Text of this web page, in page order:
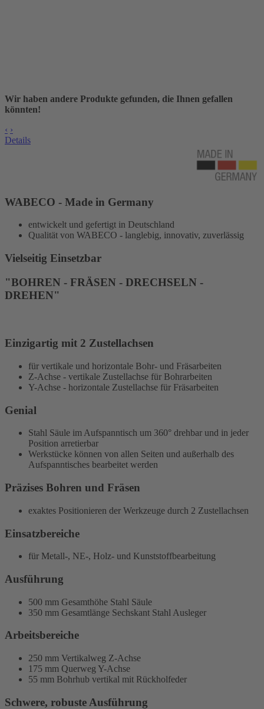
Wir haben andere Produkte gefunden, die Ihnen gefallen
könnten!
‹ ›
Details
WABECO - Made in Germany
entwickelt und gefertigt in Deutschland
Qualität von WABECO - langlebig, innovativ, zuverlässig
Vielseitig Einsetzbar
"BOHREN - FRÄSEN - DRECHSELN -
DREHEN"
Einzigartig mit 2 Zustellachsen
für vertikale und horizontale Bohr- und Fräsarbeiten
Z-Achse - vertikale Zustellachse für Bohrarbeiten
Y-Achse - horizontale Zustellachse für Fräsarbeiten
Genial
Stahl Säule im Aufspanntisch um 360° drehbar und in jeder
Position arretierbar
Werkstücke können von allen Seiten und außerhalb des
Aufspanntisches bearbeitet werden
Präzises Bohren und Fräsen
exaktes Positionieren der Werkzeuge durch 2 Zustellachsen
Einsatzbereiche
für Metall-, NE-, Holz- und Kunststoffbearbeitung
Ausführung
500 mm Gesamthöhe Stahl Säule
350 mm Gesamtlänge Sechskant Stahl Ausleger
Arbeitsbereiche
250 mm Vertikalweg Z-Achse
175 mm Querweg Y-Achse
55 mm Bohrhub vertikal mit Rückholfeder
Schwere, robuste Ausführung